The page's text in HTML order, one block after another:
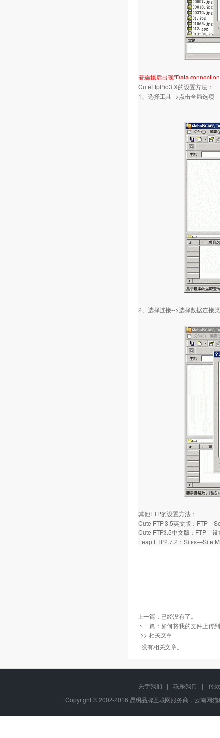
若连接后出现"Data
CuteFtpPro3.X的设置方法：
1、选择工具-->点击全局选项
2、选择连接-->选择数据连接
其他FTP的设置方法：
Cute FTP 3.5英文版：
Cute FTP3.5中文版：FTP—
Leap FTP2.7.2：Sites—Site
上一篇：已经没有了。
下一篇： 如何将我的文件上传
>> 相关文章
没有相关文章。
关于我们 | 联系我们 |
付
Copyright © 2002-2016 昆明品牌互联网服务商，云南网